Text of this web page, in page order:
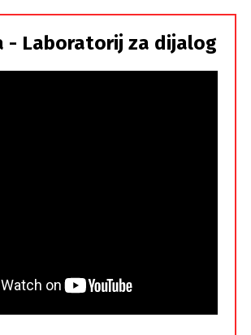
- Laboratorij za dijalog